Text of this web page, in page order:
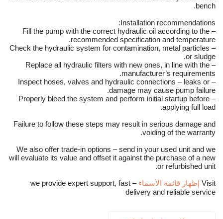
bench.
Installation recommendations:
– Fill the pump with the correct hydraulic oil according to the
recommended specification and temperature.
– Check the hydraulic system for contamination, metal particles
or sludge.
– Replace all hydraulic filters with new ones, in line with the
manufacturer’s requirements.
– Inspect hoses, valves and hydraulic connections – leaks or
damage may cause pump failure.
– Properly bleed the system and perform initial startup before
applying full load.
Failure to follow these steps may result in serious damage and
voiding of the warranty.
We also offer trade-in options – send in your used unit and we
will evaluate its value and offset it against the purchase of a new
or refurbished unit.
Visit إظهار قائمة الأسماء
– we provide expert support, fast
delivery and reliable service